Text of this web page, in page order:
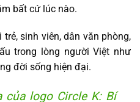
bất cứ lúc nào.
sinh viên, dân văn phòng,
trong lòng người Việt như
đời sống hiện đại.
của logo Circle K: Bí